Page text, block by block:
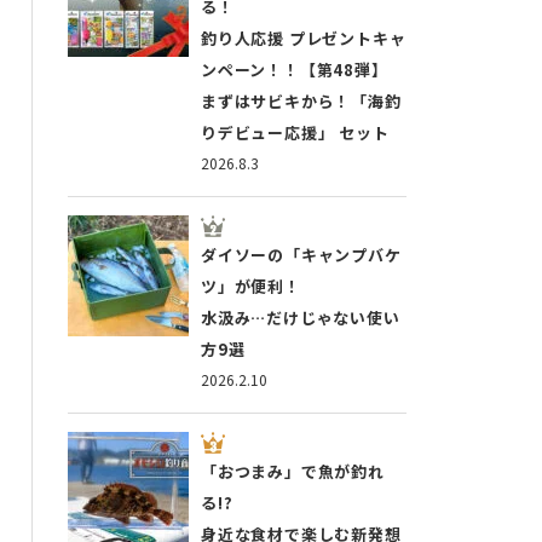
2026.8.3
る！
釣り人応援 プレゼントキャ
ンペーン！！【第48弾】
まずはサビキから！「海釣
りデビュー応援」 セット
2026.2.10
ダイソーの「キャンプバケ
ツ」が便利！
水汲み…だけじゃない使い
方9選
「おつまみ」で魚が釣れ
る!?
身近な食材で楽しむ新発想